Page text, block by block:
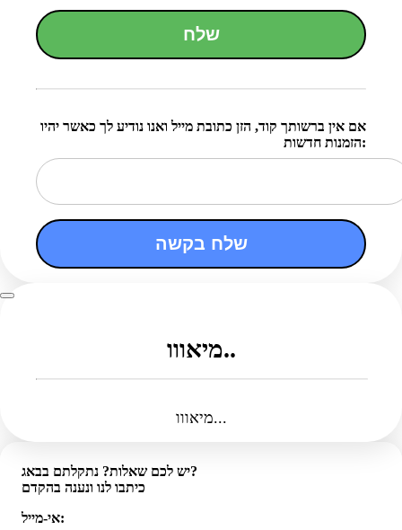
שלח
אם אין ברשותך קוד, הזן כתובת מייל ואנו נודיע לך כאשר יהיו
הזמנות חדשות:
שלח בקשה
מיאווו..
מיאווו...
יש לכם שאלות? נתקלתם בבאג?
כיתבו לנו ונענה בהקדם
אי-מייל: